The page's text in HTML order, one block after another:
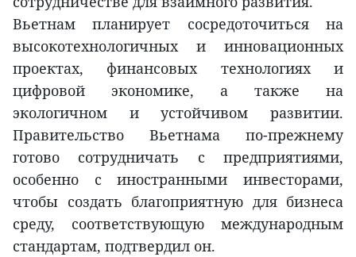
Вьетнам планирует сосредоточиться на
высокотехнологичных и инновационных
проектах, финансовых технологиях и
цифровой экономике, а также на
экологичном и устойчивом развитии.
Правительство Вьетнама по-прежнему
готово сотрудничать с предприятиями,
особенно с иностранными инвесторами,
чтобы создать благоприятную для бизнеса
среду, соответствующую международным
стандартам, подтвердил он.